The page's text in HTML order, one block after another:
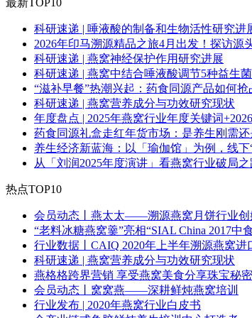
最新TOP10
科研速递 | 唾液酸的制备和生物活性研究进
2026年印马溯源精品之旅4月出发！探访
科研速递 | 燕窝神经保护作用研究进展
科研速递 | 燕窝中结合唾液酸调节5种益生
“滋补早餐”热潮兴起：药食同源产品如何抢
科研速递 | 燕窝营养成分与功效研究现状
年度盘点 | 2025年燕窝行业年度关键词
药食同源礼盒走红年货市场：是养生刚需还
养生经济新蓝海：以「瑜伽馆」为例，线
从「刘润2025年度演讲」看燕窝行业破局
热点TOP10
会员动态丨燕太太——溯源燕窝月饼行业创
“老料冰糖燕窝羹”亮相“SIAL China 2017中
行业数据丨CAIQ 2020年上半年溯源燕窝进
科研速递 | 燕窝营养成分与功效研究现状
燕格格跨界营销 享受燕窝美食分享珠宝秘密
会员动态丨窝窝燕——深耕鲜炖燕窝培训
行业发布 | 2020年燕窝行业白皮书